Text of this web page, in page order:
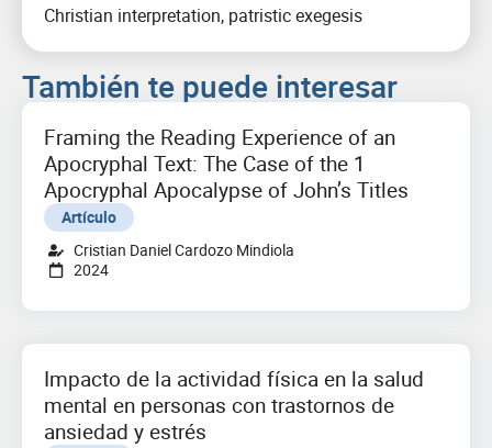
Christian interpretation, patristic exegesis
También te puede interesar
Framing the Reading Experience of an
Apocryphal Text: The Case of the 1
Apocryphal Apocalypse of John’s Titles
Artículo
Cristian Daniel Cardozo Mindiola
2024
Impacto de la actividad física en la salud
mental en personas con trastornos de
ansiedad y estrés